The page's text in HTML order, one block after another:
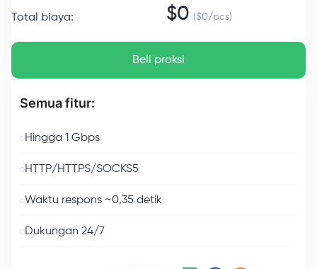
Total biaya: $0 ($0/pcs)
Beli proksi
Semua fitur:
Hingga 1 Gbps
HTTP/HTTPS/SOCKS5
Waktu respons ~0,35 detik
Dukungan 24/7